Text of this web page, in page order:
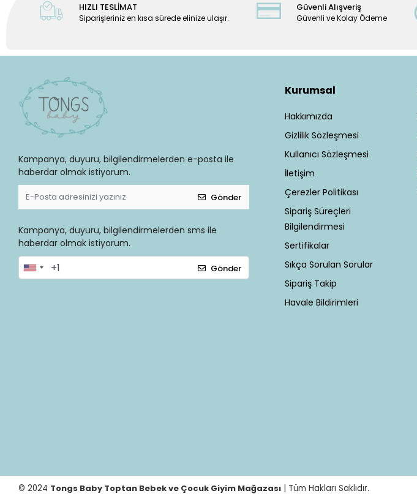
HIZLI TESLİMAT
Siparişleriniz en kısa sürede elinize ulaşır.
Güvenli Alışveriş
Güvenli ve Kolay Ödeme
Kampanya, duyuru, bilgilendirmelerden e-posta ile
haberdar olmak istiyorum.
Gönder
Kampanya, duyuru, bilgilendirmelerden sms ile
haberdar olmak istiyorum.
Gönder
Kurumsal
Hakkımızda
Gizlilik Sözleşmesi
Kullanıcı Sözleşmesi
İletişim
Çerezler Politikası
Sipariş Süreçleri
Bilgilendirmesi
Sertifikalar
Sıkça Sorulan Sorular
Sipariş Takip
Havale Bildirimleri
© 2024 Tongs Baby Toptan Bebek ve Çocuk Giyim Mağazası | Tüm Hakları Saklıdır.